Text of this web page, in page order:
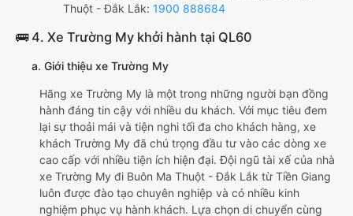
Thuột - Đắk Lắk: 1900 888684
🚌 4. Xe Trường My khởi hành tại QL60
a. Giới thiệu xe Trường My
Hãng xe Trường My là một trong những người bạn đồng
hành đáng tin cậy với nhiều du khách. Với mục tiêu đem
lại sự thoải mái và tiện nghi tối đa cho khách hàng, xe
khách Trường My đã chú trọng đầu tư vào các dòng xe
cao cấp với nhiều tiện ích hiện đại. Đội ngũ tài xế của nhà
xe Trường My đi Buôn Ma Thuột - Đắk Lắk từ Tiền Giang
luôn được đào tạo chuyên nghiệp và có nhiều kinh
nghiệm phục vụ hành khách. Lựa chọn di chuyển cùng